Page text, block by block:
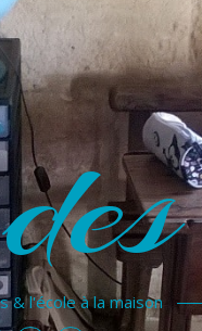
& l'école à la maison